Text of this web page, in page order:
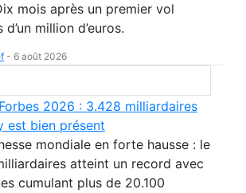
mois après un premier vol
million d’euros.
- 6 août 2026
2026 : 3.428 milliardaires
est bien présent
mondiale en forte hausse : le
atteint un record avec
cumulant plus de 20.100